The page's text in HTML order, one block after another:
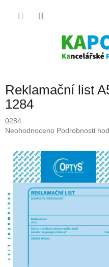
Reklamační list
1284
0284
Průměrné
produktu
0,0
hvězdiček.
Neohodnoceno Podrobnosti